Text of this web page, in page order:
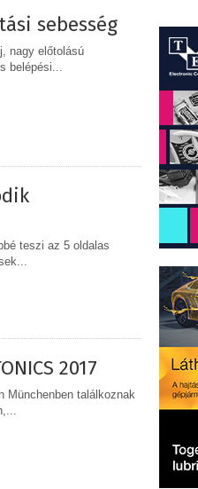
sebesség
nagy előtolású
belépési...
teszi az 5 oldalas
2017
Münchenben találkoznak